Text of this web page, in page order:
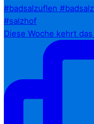
Diese Woche kehrt